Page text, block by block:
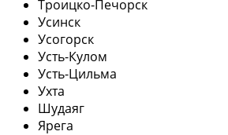
Троицко-Печорск
Усинск
Усогорск
Усть-Кулом
Усть-Цильма
Ухта
Шудаяг
Ярега